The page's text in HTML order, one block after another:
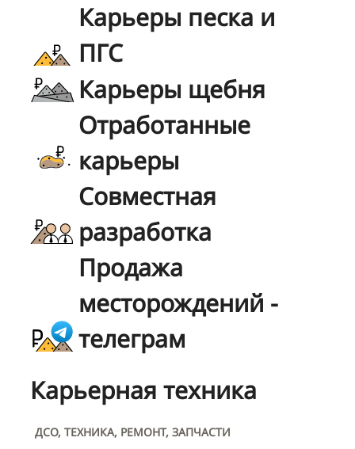
Карьеры песка и
ПГС
Карьеры щебня
Отработанные
карьеры
Совместная
разработка
Продажа
месторождений -
телеграм
Карьерная техника
ДСО, ТЕХНИКА, РЕМОНТ, ЗАПЧАСТИ